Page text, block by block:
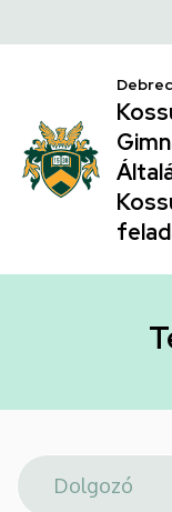
|
Kossuth
Lajos
Gyakorló
Általános
hely
a